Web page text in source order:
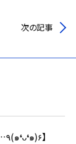
次の記事
55【吹奏楽部が…٩(๑❛ᴗ❛๑)۶】